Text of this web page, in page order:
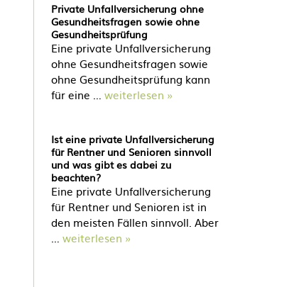
Private Unfallversicherung ohne
Gesundheitsfragen sowie ohne
Gesundheitsprüfung
Eine private Unfallversicherung
ohne Gesundheitsfragen sowie
ohne Gesundheitsprüfung kann
für eine … weiterlesen »
Ist eine private Unfallversicherung
für Rentner und Senioren sinnvoll
und was gibt es dabei zu
beachten?
Eine private Unfallversicherung
für Rentner und Senioren ist in
den meisten Fällen sinnvoll. Aber
… weiterlesen »